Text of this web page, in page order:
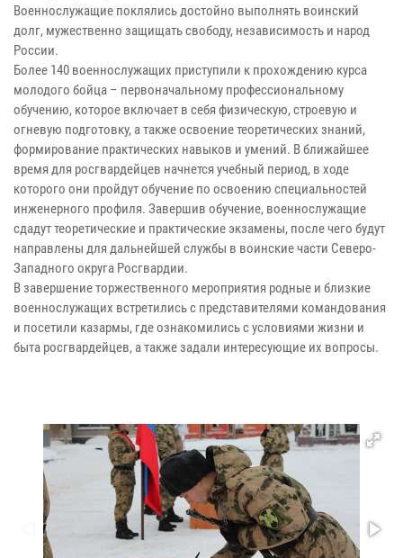
Военнослужащие поклялись достойно выполнять воинский
долг, мужественно защищать свободу, независимость и народ
России.
Более 140 военнослужащих приступили к прохождению курса
молодого бойца – первоначальному профессиональному
обучению, которое включает в себя физическую, строевую и
огневую подготовку, а также освоение теоретических знаний,
формирование практических навыков и умений. В ближайшее
время для росгвардейцев начнется учебный период, в ходе
которого они пройдут обучение по освоению специальностей
инженерного профиля. Завершив обучение, военнослужащие
сдадут теоретические и практические экзамены, после чего будут
направлены для дальнейшей службы в воинские части Северо-
Западного округа Росгвардии.
В завершение торжественного мероприятия родные и близкие
военнослужащих встретились с представителями командования
и посетили казармы, где ознакомились с условиями жизни и
быта росгвардейцев, а также задали интересующие их вопросы.